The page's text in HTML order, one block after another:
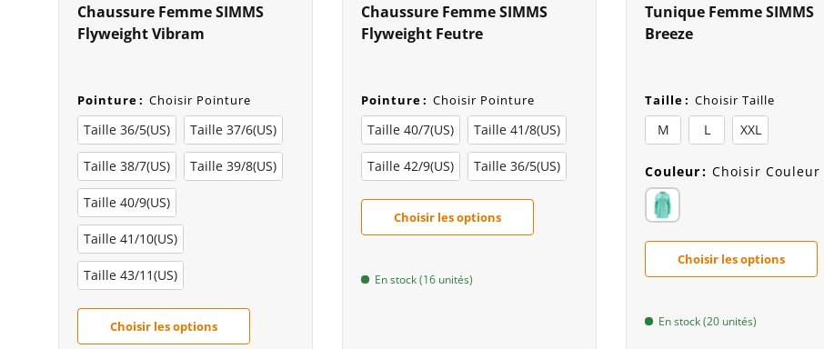
Chaussure Femme SIMMS
Flyweight Vibram
Pointure: Choisir Pointure
Taille 36/5(US) Taille 37/6(US)
Taille 38/7(US) Taille 39/8(US)
Taille 40/9(US)
Taille 41/10(US)
Taille 43/11(US)
Choisir les options
Chaussure Femme SIMMS
Flyweight Feutre
Pointure: Choisir Pointure
Taille 40/7(US) Taille 41/8(US)
Taille 42/9(US) Taille 36/5(US)
Choisir les options
En stock (16 unités)
Tunique Femme SIMMS
Breeze
Taille: Choisir Taille
M L XXL
Couleur: Choisir Couleur
Choisir les options
En stock (20 unités)